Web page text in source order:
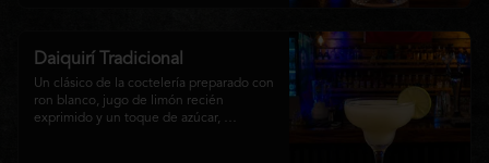
Daiquirí Tradicional
Un clásico de la coctelería preparado con
ron blanco, jugo de limón recién
exprimido y un toque de azúcar,